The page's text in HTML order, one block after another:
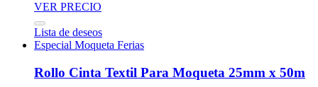
VER PRECIO
Lista de deseos
Especial Moqueta Ferias
Rollo Cinta Textil Para Moqueta 25mm x 50m